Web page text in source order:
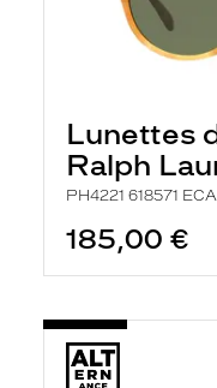
Lunettes
Ralph
PH4221 618571
185,00 €